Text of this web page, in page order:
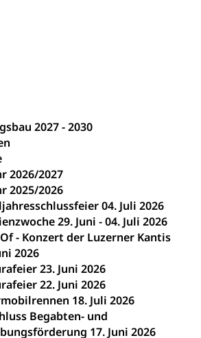
2027 - 2030
2026/2027
2025/2026
04. Juli 2026
29. Juni - 04. Juli 2026
- Konzert der Luzerner Kantis
2026
23. Juni 2026
22. Juni 2026
18. Juli 2026
Begabten- und
17. Juni 2026